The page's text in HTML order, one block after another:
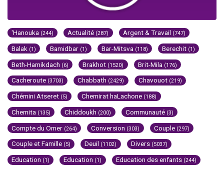
'Hanouka (244) Actualité (287) Argent & Travail (747)
Balak (1) Bamidbar (1) Bar-Mitsva (118) Berechit (1)
Beth-Hamikdach (6) Brakhot (1520) Brit-Mila (176)
Cacheroute (3703) Chabbath (2429) Chavouot (219)
Chémini Atseret (5) Chemirat haLachone (188)
Chemita (135) Chiddoukh (200) Communauté (3)
Compte du Omer (264) Conversion (303) Couple (297)
Couple et Famille (5) Deuil (1102) Divers (5037)
Education (1) Education (1) Education des enfants (244)